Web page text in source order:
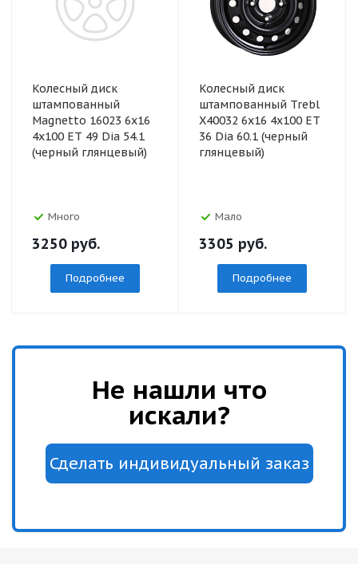
Колесный диск
штампованный
Magnetto 16023 6x16
4x100 ET 49 Dia 54.1
(черный глянцевый)
Много
3250 руб.
Подробнее
Колесный диск
штампованный Trebl
X40032 6x16 4x100 ET
36 Dia 60.1 (черный
глянцевый)
Мало
3305 руб.
Подробнее
Не нашли что
искали?